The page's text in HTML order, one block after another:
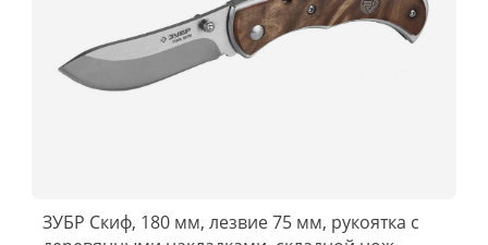
ЗУБР Скиф, 180 мм, лезвие 75 мм, рукоятка с